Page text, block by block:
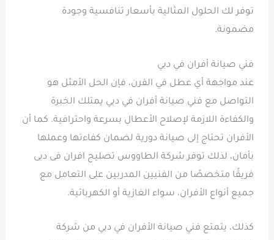
توفر لك الحلول المثالية بأسعار تنافسية وجودة
مضمونة.
فني صيانة أفران في دبي
عند مواجهة أي عطل في الفرن، فإن الحل الأمثل هو
التواصل مع فني صيانة أفران في دبي يمتلك الخبرة
والكفاءة اللازمة لإصلاح الأعطال بسرعة واحترافية. كما أن
الأفران تحتاج إلى صيانة دورية لضمان كفاءتها وعملها
بأمان، لذلك توفر شركة الطاووس تصليح افران فى دبى
فريقًا متخصصًا من الفنيين المدربين على التعامل مع
جميع أنواع الأفران، سواء الغازية أو الكهربائية.
كذلك، يتمتع فني صيانة الأفران في دبي من شركة